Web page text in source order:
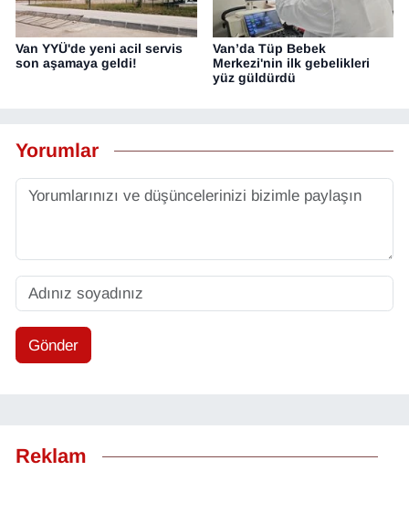
Van YYÜ'de yeni acil servis
son aşamaya geldi!
Van’da Tüp Bebek
Merkezi'nin ilk gebelikleri
yüz güldürdü
Yorumlar
Gönder
Reklam